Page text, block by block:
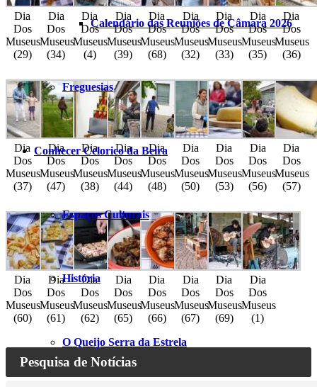
Calendário das Reuniões de Câmara 2026
Freguesias
Conhecer Celorico da Beira
Espaços Culturais
História
O Queijo Serra da Estrela
Dia
Dos
Museus
(29)
Dia
Dos
Museus
(34)
Dia
Dos
Museus
(4)
Dia
Dos
Museus
(39)
Dia
Dos
Museus
(68)
Dia
Dos
Museus
(32)
Dia
Dos
Museus
(33)
Dia
Dos
Museus
(35)
Dia
Dos
Museus
(36)
Dia
Dos
Museus
(37)
Dia
Dos
Museus
(47)
Dia
Dos
Museus
(38)
Dia
Dos
Museus
(44)
Dia
Dos
Museus
(48)
Dia
Dos
Museus
(50)
Dia
Dos
Museus
(53)
Dia
Dos
Museus
(56)
Dia
Dos
Museus
(57)
Dia
Dos
Museus
(60)
Dia
Dos
Museus
(61)
Dia
Dos
Museus
(62)
Dia
Dos
Museus
(65)
Dia
Dos
Museus
(66)
Dia
Dos
Museus
(67)
Dia
Dos
Museus
(69)
Dia
Dos
Museus
(1)
Pesquisa de Notícias